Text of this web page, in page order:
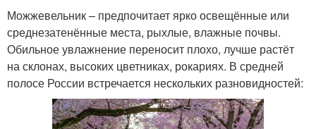
Садовые дерева Дерева в горшке
Мандариновое дерево Дерево в горшке
Можжевельник – предпочитает ярко освещённые или
среднезатенённые места, рыхлые, влажные почвы.
Обильное увлажнение переносит плохо, лучше растёт
на склонах, высоких цветниках, рокариях. В средней
полосе России встречается нескольких разновидностей: